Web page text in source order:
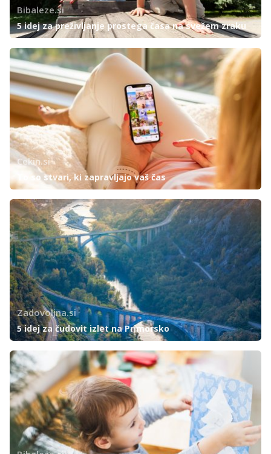
Bibaleze.si
5 idej za preživljanje prostega časa na svežem zraku
Cekin.si
To so stvari, ki zapravljajo vaš čas
Zadovoljna.si
5 idej za čudovit izlet na Primorsko